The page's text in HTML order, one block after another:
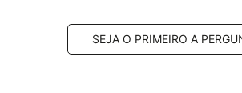
SEJA O PRIMEIRO A